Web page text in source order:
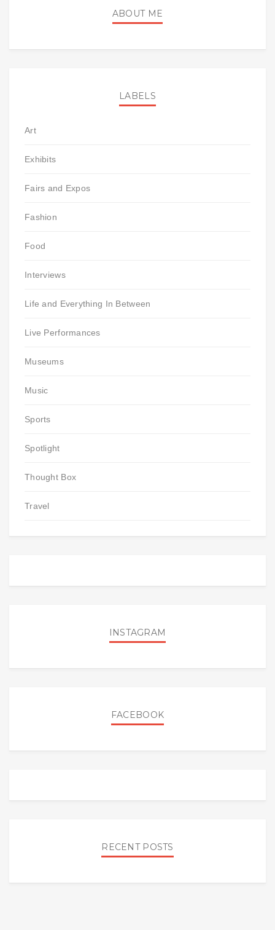
ABOUT ME
LABELS
Art
Exhibits
Fairs and Expos
Fashion
Food
Interviews
Life and Everything In Between
Live Performances
Museums
Music
Sports
Spotlight
Thought Box
Travel
INSTAGRAM
FACEBOOK
RECENT POSTS